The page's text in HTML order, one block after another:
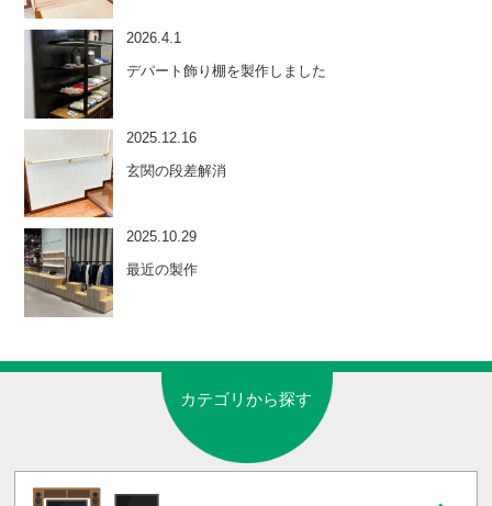
2026.4.1
デパート飾り棚を製作しました
2025.12.16
玄関の段差解消
2025.10.29
最近の製作
カテゴリから探す